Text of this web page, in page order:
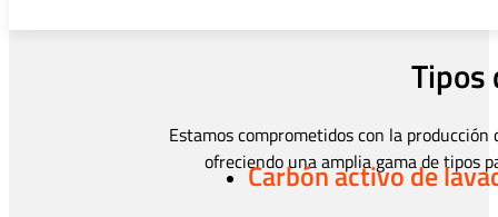
Tipos
Estamos comprometidos con la
ofreciendo una amplia gama de tipos
Carbón activo de